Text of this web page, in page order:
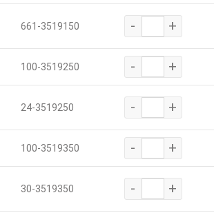
661-3519150 - +
100-3519250 - +
24-3519250 - +
100-3519350 - +
30-3519350 - +